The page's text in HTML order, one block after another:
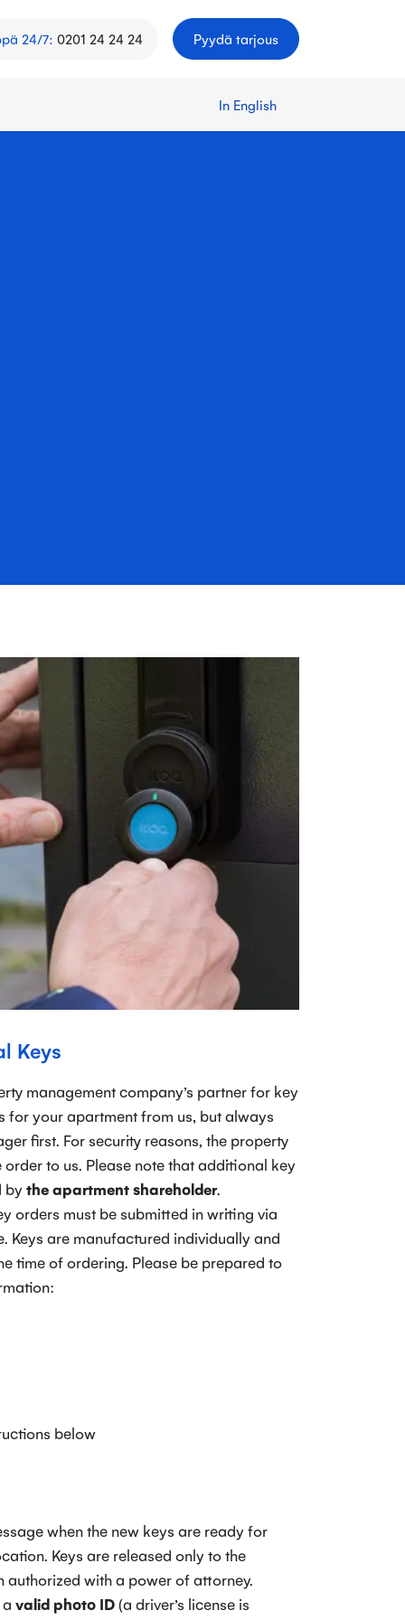
24/7: 0201 24 24 24 Pyydä tarjous
In English
Keys
management company’s partner for key
for your apartment from us, but always
first. For security reasons, the property
to us. Please note that additional key
bythe apartment shareholder.
orders must be submitted in writing via
Keys are manufactured individually and
time of ordering. Please be prepared to
below
when the new keys are ready for
Keys are released only to the
authorized with a power of attorney.
valid photo ID(a driver’s license is